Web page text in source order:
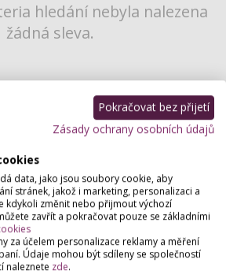
hledání nebyla nalezena
žádná sleva.
Staňte se naším partnerem
Pokračovat bez přijetí
Zásady ochrany osobních údajů
data, jako jsou soubory cookie, aby
stránek, jakož i marketing, personalizaci a
kdykoli změnit nebo přijmout výchozí
zavřít a pokračovat pouze se základními
za účelem personalizace reklamy a měření
Údaje mohou být sdíleny se společností
naleznete zde.